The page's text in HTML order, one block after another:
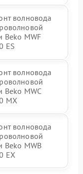
волновода
Beko MWF
ES
волновода
Beko MWC
MX
волновода
Beko MWB
EX